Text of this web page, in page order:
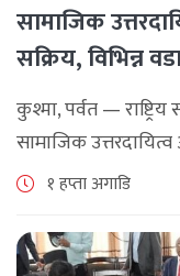
सामाजिक
सक्रिय, विभिन्न
कार्यक्रम
कुश्मा, पर्वत —
सामाजिक
समुदाय केन्द्रित र
१ हप्ता अगाडि